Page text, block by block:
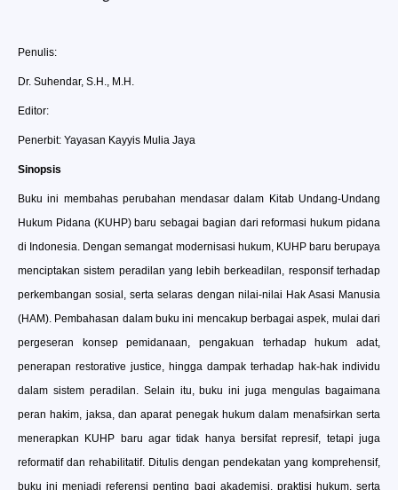
Penulis:
Dr. Suhendar, S.H., M.H.
Editor:
Penerbit: Yayasan Kayyis Mulia Jaya
Sinopsis
Buku ini membahas perubahan mendasar dalam Kitab Undang-Undang
Hukum Pidana (KUHP) baru sebagai bagian dari reformasi hukum pidana
di Indonesia. Dengan semangat modernisasi hukum, KUHP baru berupaya
menciptakan sistem peradilan yang lebih berkeadilan, responsif terhadap
perkembangan sosial, serta selaras dengan nilai-nilai Hak Asasi Manusia
(HAM). Pembahasan dalam buku ini mencakup berbagai aspek, mulai dari
pergeseran konsep pemidanaan, pengakuan terhadap hukum adat,
penerapan restorative justice, hingga dampak terhadap hak-hak individu
dalam sistem peradilan. Selain itu, buku ini juga mengulas bagaimana
peran hakim, jaksa, dan aparat penegak hukum dalam menafsirkan serta
menerapkan KUHP baru agar tidak hanya bersifat represif, tetapi juga
reformatif dan rehabilitatif. Ditulis dengan pendekatan yang komprehensif,
buku ini menjadi referensi penting bagi akademisi, praktisi hukum, serta